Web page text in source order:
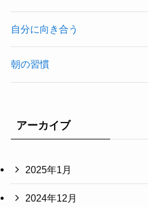
自分に向き合う
朝の習慣
アーカイブ
2025年1月
2024年12月